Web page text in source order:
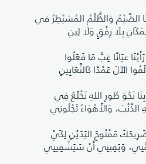
الضَّيْمُ وَالظُّلْمُ المُسَيْطِرُ في
بِلَا رِفْقٍ وَلَا لِينِ
عيَانًا غِبَّ مَا فَعَلُوا
الآلَ عَمْدًا كَالثَّعَابِينِ
نَحْوَ طُورِ اللهِ نَخْلَعُ فِي
الذَّنْبَ، وَالأَهْوَاءُ تَجْلُونِي
مَفْتُوحَ اليَدَيْنِ لِكَيْ
وَيَقِينِي أَنْ سَيَشْفِينِي